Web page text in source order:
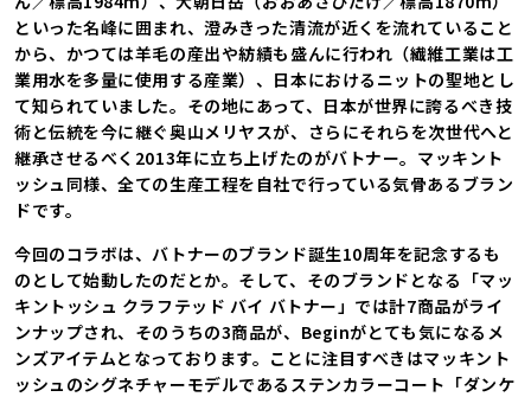
といった名峰に囲まれ、澄みきった清流が近くを流れていること
から、かつては羊毛の産出や紡績も盛んに行われ（繊維工業は工
業用水を多量に使用する産業）、日本におけるニットの聖地とし
て知られていました。その地にあって、日本が世界に誇るべき技
術と伝統を今に継ぐ奥山メリヤスが、さらにそれらを次世代へと
継承させるべく2013年に立ち上げたのがバトナー。マッキント
ッシュ同様、全ての生産工程を自社で行っている気骨あるブラン
ドです。
今回のコラボは、バトナーのブランド誕生10周年を記念するも
のとして始動したのだとか。そして、そのブランドとなる「マッ
キントッシュ クラフテッド バイ バトナー」では計7商品がライ
ンナップされ、そのうちの3商品が、Beginがとても気になるメ
ンズアイテムとなっております。ことに注目すべきはマッキント
ッシュのシグネチャーモデルであるステンカラーコート「ダンケ